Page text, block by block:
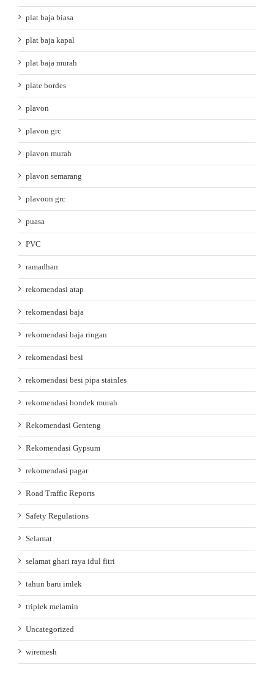
plat baja biasa
plat baja kapal
plat baja murah
plate bordes
plavon
plavon grc
plavon murah
plavon semarang
plavoon grc
puasa
PVC
ramadhan
rekomendasi atap
rekomendasi baja
rekomendasi baja ringan
rekomendasi besi
rekomendasi besi pipa stainles
rekomendasi bondek murah
Rekomendasi Genteng
Rekomendasi Gypsum
rekomendasi pagar
Road Traffic Reports
Safety Regulations
Selamat
selamat ghari raya idul fitri
tahun baru imlek
triplek melamin
Uncategorized
wiremesh